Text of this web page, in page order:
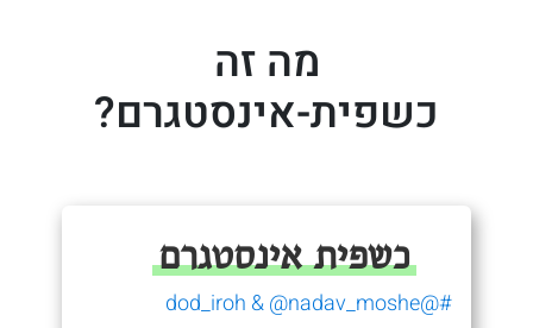
מה זה
כשפית-אינסטגרם?
כשפית אינסטגרם
#@dod_iroh & @nadav_moshe